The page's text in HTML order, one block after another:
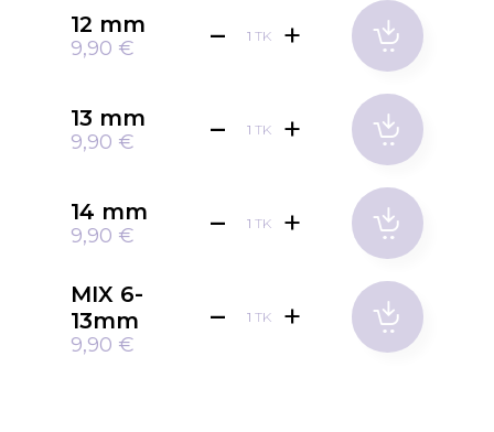
12 mm
9,90 €
TK
13 mm
9,90 €
TK
14 mm
9,90 €
TK
MIX 6-
13mm
9,90 €
TK